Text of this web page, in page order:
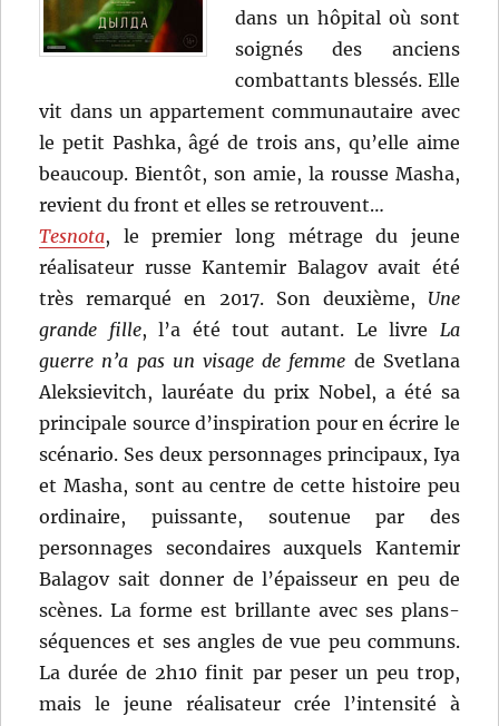
dans un hôpital où sont
soignés des anciens
combattants blessés. Elle
vit dans un appartement communautaire avec
le petit Pashka, âgé de trois ans, qu’elle aime
beaucoup. Bientôt, son amie, la rousse Masha,
revient du front et elles se retrouvent…
Tesnota, le premier long métrage du jeune
réalisateur russe Kantemir Balagov avait été
très remarqué en 2017. Son deuxième, Une
grande fille, l’a été tout autant. Le livre La
guerre n’a pas un visage de femme de Svetlana
Aleksievitch, lauréate du prix Nobel, a été sa
principale source d’inspiration pour en écrire le
scénario. Ses deux personnages principaux, Iya
et Masha, sont au centre de cette histoire peu
ordinaire, puissante, soutenue par des
personnages secondaires auxquels Kantemir
Balagov sait donner de l’épaisseur en peu de
scènes. La forme est brillante avec ses plans-
séquences et ses angles de vue peu communs.
La durée de 2h10 finit par peser un peu trop,
mais le jeune réalisateur crée l’intensité à